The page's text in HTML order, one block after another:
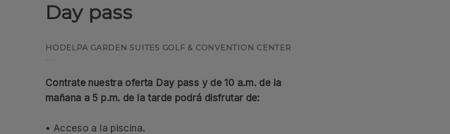
Day pass
HODELPA GARDEN SUITES GOLF & CONVENTION CENTER
Contrate nuestra oferta Day pass y de 10 a.m. de la
mañana a 5 p.m. de la tarde podrá disfrutar de:
• Acceso a la piscina.